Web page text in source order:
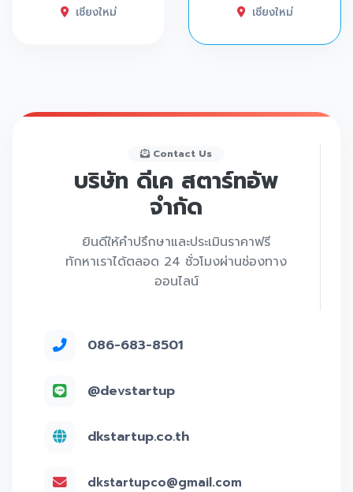
เชียงใหม่ เชียงใหม่
Contact Us
บริษัท ดีเค สตาร์ทอัพ
จำกัด
ยินดีให้คำปรึกษาและประเมินราคาฟรี
ทักหาเราได้ตลอด 24 ชั่วโมงผ่านช่องทาง
ออนไลน์
086-683-8501
@devstartup
dkstartup.co.th
dkstartupco@gmail.com